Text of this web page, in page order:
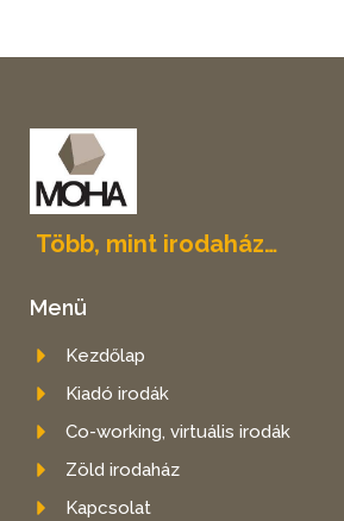
Több, mint irodaház…
Menü
Kezdőlap
Kiadó irodák
Co-working, virtuális irodák
Zöld irodaház
Kapcsolat